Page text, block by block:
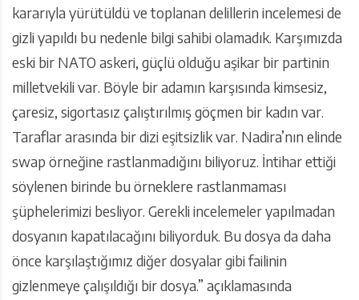
kararıyla yürütüldü ve toplanan delillerin incelemesi de
gizli yapıldı bu nedenle bilgi sahibi olamadık. Karşımızda
eski bir NATO askeri, güçlü olduğu aşikar bir partinin
milletvekili var. Böyle bir adamın karşısında kimsesiz,
çaresiz, sigortasız çalıştırılmış göçmen bir kadın var.
Taraflar arasında bir dizi eşitsizlik var. Nadira’nın elinde
swap örneğine rastlanmadığını biliyoruz. İntihar ettiği
söylenen birinde bu örneklere rastlanmaması
şüphelerimizi besliyor. Gerekli incelemeler yapılmadan
dosyanın kapatılacağını biliyorduk. Bu dosya da daha
önce karşılaştığımız diğer dosyalar gibi failinin
gizlenmeye çalışıldığı bir dosya.” açıklamasında